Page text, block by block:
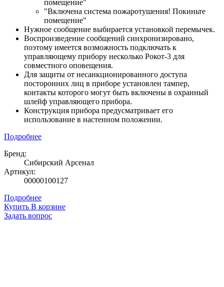
помещение"
"Включена система пожаротушения! Покиньте
помещение"
Нужное сообщение выбирается установкой перемычек.
Воспроизведение сообщений синхронизировано,
поэтому имеется возможность подключать к
управляющему прибору несколько Рокот-3 для
совместного оповещения.
Для защиты от несанкционированного доступа
посторонних лиц в приборе установлен тампер,
контакты которого могут быть включены в охранный
шлейф управляющего прибора.
Конструкция прибора предусматривает его
использование в настенном положении.
Подробнее
Бренд:
Сибирский Арсенал
Артикул:
00000100127
Подробнее
Купить В корзине
Задать вопрос